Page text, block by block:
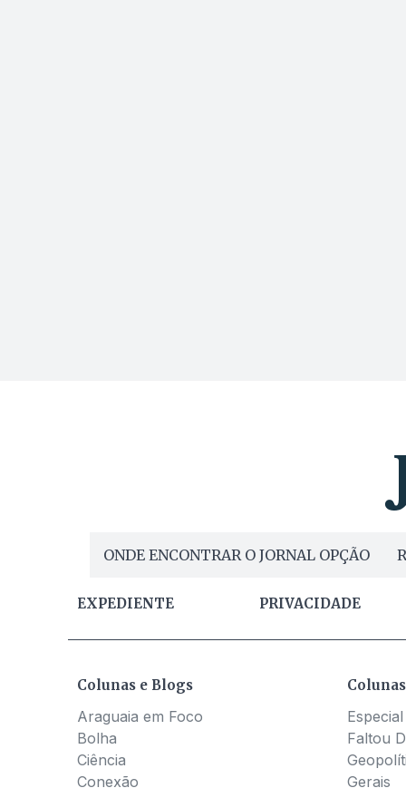
ONDE ENCONTRAR O JORNAL OPÇÃO
EXPEDIENTE PRIVACIDADE
Colunas e Blogs
Araguaia em Foco
Bolha
Ciência
Conexão
Faltou
Gerais